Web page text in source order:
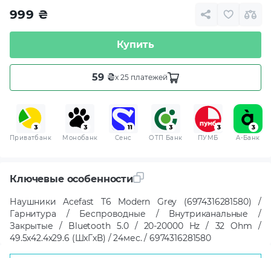
999 ₴
Купить
59 ₴x 25 платежей
Приватбанк Монобанк Сенс ОТП Банк ПУМБ A-Банк
Ключевые особенности
Наушники Acefast T6 Modern Grey (6974316281580) /
Гарнитура / Беспроводные / Внутриканальные /
Закрытые / Bluetooth 5.0 / 20-20000 Hz / 32 Ohm /
49.5x42.4x29.6 (ШxГxВ) / 24мес. / 6974316281580